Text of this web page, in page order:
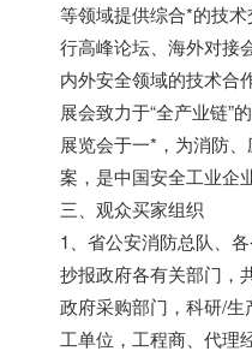
等领域提供综合*的技
行高峰论坛、海外对接
内外安全领域的技术合
展会致力于“全产业链”
展览会于一*，为消防
案，是中国安全工业企
三、观众买家组织
1、省公安消防总队、
抄报政府各有关部门，
政府采购部门，科研/
工单位，工程商、代理